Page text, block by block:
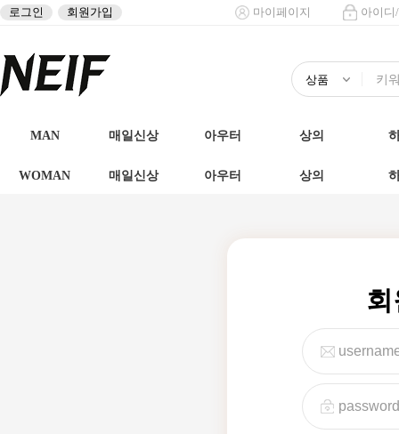
로그인 회원가입 마이페이지 아이디
MAN 매일신상 아우터 상의
WOMAN 매일신상 아우터 상의